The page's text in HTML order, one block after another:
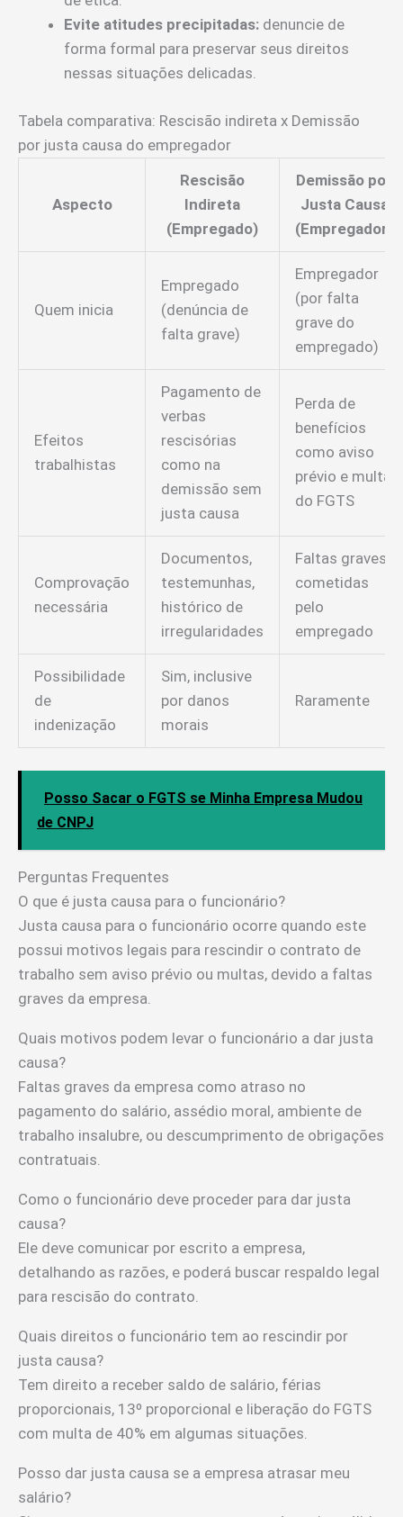
Evite atitudes precipitadas: denuncie de
forma formal para preservar seus direitos
nessas situações delicadas.
Tabela comparativa: Rescisão indireta x Demissão
por justa causa do empregador
Aspecto
Rescisão
Indireta
(Empregado)
Demissão por
Justa Causa
(Empregador)
Quem inicia
Empregado
(denúncia de
falta grave)
Empregador
(por falta
grave do
empregado)
Efeitos
trabalhistas
Pagamento de
verbas
rescisórias
como na
demissão sem
justa causa
Perda de
benefícios
como aviso
prévio e multa
do FGTS
Comprovação
necessária
Documentos,
testemunhas,
histórico de
irregularidades
Faltas graves
cometidas
pelo
empregado
Possibilidade
de
indenização
Sim, inclusive
por danos
morais
Raramente
Posso Sacar o FGTS se Minha Empresa Mudou
de CNPJ
Perguntas Frequentes
O que é justa causa para o funcionário?
Justa causa para o funcionário ocorre quando este
possui motivos legais para rescindir o contrato de
trabalho sem aviso prévio ou multas, devido a faltas
graves da empresa.
Quais motivos podem levar o funcionário a dar justa
causa?
Faltas graves da empresa como atraso no
pagamento do salário, assédio moral, ambiente de
trabalho insalubre, ou descumprimento de obrigações
contratuais.
Como o funcionário deve proceder para dar justa
causa?
Ele deve comunicar por escrito a empresa,
detalhando as razões, e poderá buscar respaldo legal
para rescisão do contrato.
Quais direitos o funcionário tem ao rescindir por
justa causa?
Tem direito a receber saldo de salário, férias
proporcionais, 13º proporcional e liberação do FGTS
com multa de 40% em algumas situações.
Posso dar justa causa se a empresa atrasar meu
salário?